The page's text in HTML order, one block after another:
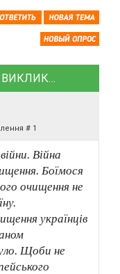
ВИКЛИК…
# 1
Війна
Боїмося
очищення не
українців
Щоби не